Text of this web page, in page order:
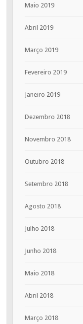
Maio 2019
Abril 2019
Março 2019
Fevereiro 2019
Janeiro 2019
Dezembro 2018
Novembro 2018
Outubro 2018
Setembro 2018
Agosto 2018
Julho 2018
Junho 2018
Maio 2018
Abril 2018
Março 2018